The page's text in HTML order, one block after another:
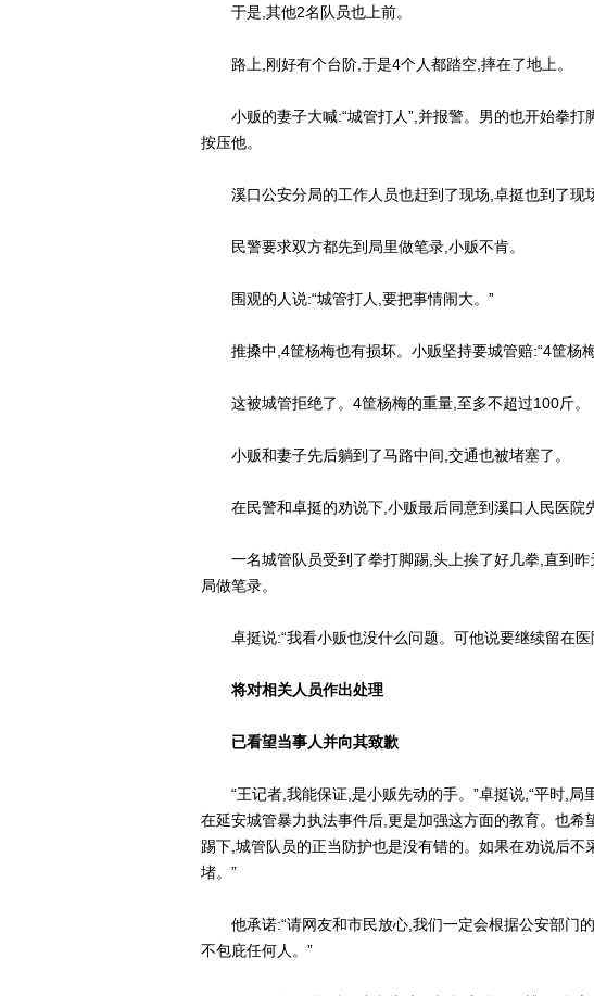
于是,其他2名队员也上前。
路上,刚好有个台阶,于是4个人都踏空,摔在了地上。
小贩的妻子大喊:“城管打人”,并报警。男的也开始拳打
按压他。
溪口公安分局的工作人员也赶到了现场,卓挺也到了现
民警要求双方都先到局里做笔录,小贩不肯。
围观的人说:“城管打人,要把事情闹大。”
推搡中,4筐杨梅也有损坏。小贩坚持要城管赔:“4筐杨
这被城管拒绝了。4筐杨梅的重量,至多不超过100斤。
小贩和妻子先后躺到了马路中间,交通也被堵塞了。
在民警和卓挺的劝说下,小贩最后同意到溪口人民医院先
一名城管队员受到了拳打脚踢,头上挨了好几拳,直到昨
局做笔录。
卓挺说:“我看小贩也没什么问题。可他说要继续留在医
将对相关人员作出处理
已看望当事人并向其致歉
“王记者,我能保证,是小贩先动的手。”卓挺说,“平时,局
在延安城管暴力执法事件后,更是加强这方面的教育。也
踢下,城管队员的正当防护也是没有错的。如果在劝说后
堵。”
他承诺:“请网友和市民放心,我们一定会根据公安部门
不包庇任何人。”